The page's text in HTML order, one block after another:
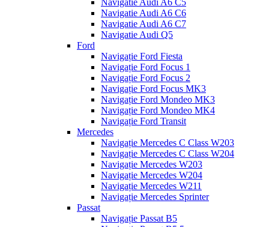
Navigatie Audi A6 C5
Navigatie Audi A6 C6
Navigatie Audi A6 C7
Navigatie Audi Q5
Ford
Navigație Ford Fiesta
Navigație Ford Focus 1
Navigație Ford Focus 2
Navigație Ford Focus MK3
Navigație Ford Mondeo MK3
Navigație Ford Mondeo MK4
Navigație Ford Transit
Mercedes
Navigație Mercedes C Class W203
Navigație Mercedes C Class W204
Navigație Mercedes W203
Navigație Mercedes W204
Navigație Mercedes W211
Navigație Mercedes Sprinter
Passat
Navigație Passat B5